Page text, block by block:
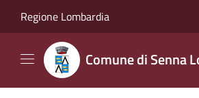
Regione Lombardia
Comune di Senna